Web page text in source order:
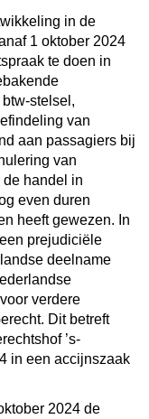
in de
1 oktober 2024
te doen in
stelsel,
van
aan passagiers bij
van
handel in
even duren
heeft gewezen. In
prejudiciële
deelname
verdere
Dit betreft
’s-
in een accijnszaak
2024 de